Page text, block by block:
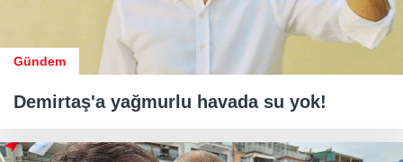
Gündem
Demirtaş'a yağmurlu havada su yok!